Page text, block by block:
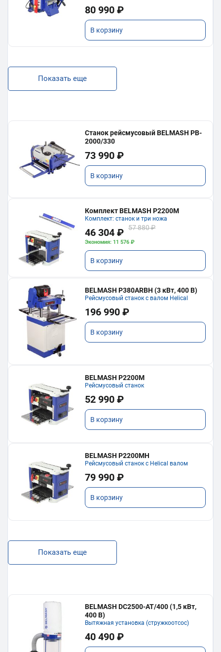
80 990 ₽
В корзину
Показать еще
Станок рейсмусовый BELMASH PB-
2000/330
73 990 ₽
В корзину
Комплект BELMASH P2200M
Комплект: станок и три ножа
46 304 ₽ 57 880 ₽
Экономия: 11 576 ₽
В корзину
BELMASH P380ARBH (3 кВт, 400 В)
Рейсмусовый станок с валом Helical
196 990 ₽
В корзину
BELMASH P2200M
Рейсмусовый станок
52 990 ₽
В корзину
BELMASH P2200MH
Рейсмусовый станок с Helical валом
79 990 ₽
В корзину
Показать еще
BELMASH DC2500-AT/400 (1,5 кВт,
400 В)
Вытяжная установка (стружкоотсос)
40 490 ₽